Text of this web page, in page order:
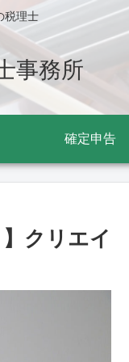
税理士
事務所
確定申告
クリエイ